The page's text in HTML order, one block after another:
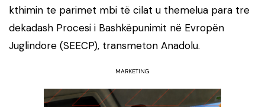
kthimin te parimet mbi të cilat u themelua para tre
dekadash Procesi i Bashkëpunimit në Evropën
Juglindore (SEECP), transmeton Anadolu.
MARKETING